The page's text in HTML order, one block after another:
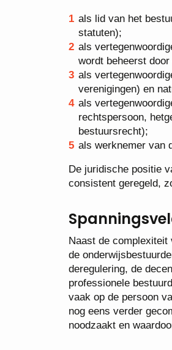
als lid van het
statuten);
als
wordt beheerst
als
verenigingen) en
als
rechtspersoon,
bestuursrecht);
als werknemer van
De juridische positie
consistent geregeld,
Naast de
de
deregulering, de
professionele
vaak op de persoon
nog eens verder
noodzaakt en